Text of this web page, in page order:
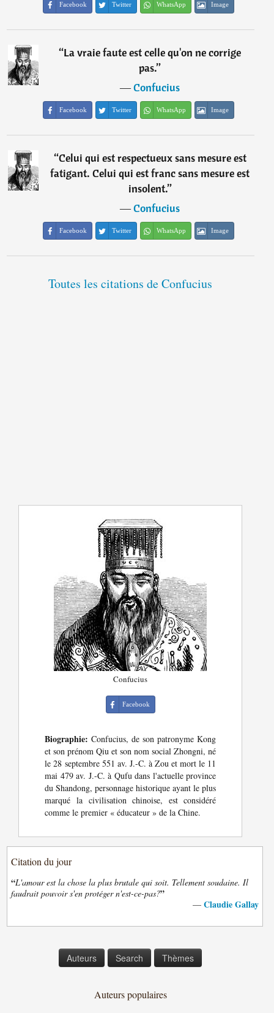
Facebook Twitter WhatsApp Image
“La vraie faute est celle qu'on ne corrige
pas.”
―Confucius
Facebook Twitter WhatsApp Image
“Celui qui est respectueux sans mesure est
fatigant. Celui qui est franc sans mesure est
insolent.”
―Confucius
Facebook Twitter WhatsApp Image
Toutes les citations de Confucius
Confucius
Facebook
Biographie: Confucius, de son patronyme Kong
et son prénom Qiu et son nom social Zhongni, né
le 28 septembre 551 av. J.-C. à Zou et mort le 11
mai 479 av. J.-C. à Qufu dans l'actuelle province
du Shandong, personnage historique ayant le plus
marqué la civilisation chinoise, est considéré
comme le premier « éducateur » de la Chine.
Citation du jour
“L'amour est la chose la plus brutale qui soit. Tellement soudaine. Il
faudrait pouvoir s'en protéger n'est-ce-pas?”
— Claudie Gallay
Auteurs Search Thèmes
Auteurs populaires